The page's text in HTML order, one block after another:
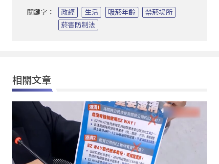
關鍵字： 政經 生活 吸菸年齡
禁菸場所
菸害防制法
相關文章